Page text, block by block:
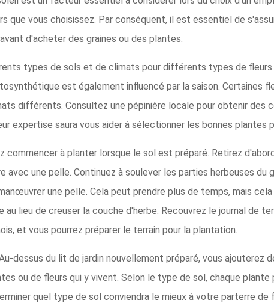
que vous choisissez. Par conséquent, il est essentiel de
d'acheter des graines ou des plantes.
types de sols et de climats pour différents types de
est également influencé par la saison. Certaines
différents. Consultez une pépinière locale pour obtenir des
expertise saura vous aider à sélectionner les bonnes plantes
commencer à planter lorsque le sol est préparé. Retirez
avec une pelle. Continuez à soulever les parties herbeuses
une pelle. Cela peut prendre plus de temps, mais cela
lieu de creuser la couche d'herbe. Recouvrez le journal de
et vous pourrez préparer le terrain pour la plantation.
dessus du lit de jardin nouvellement préparé, vous ajouterez
ou de fleurs qui y vivent. Selon le type de sol, chaque plante
quel type de sol conviendra le mieux à votre parterre de